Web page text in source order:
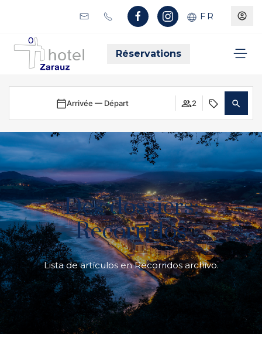
FR
Réservations
Arrivée — Départ 2
Des dossiers:
Recorridos
Lista de artículos en Recorridos archivo.